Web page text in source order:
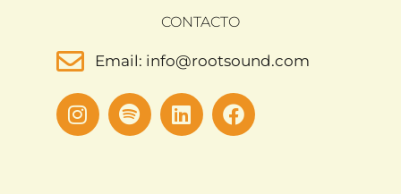
CONTACTO
Email: info@rootsound.com